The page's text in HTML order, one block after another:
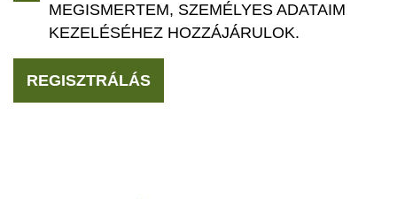
MEGISMERTEM, SZEMÉLYES ADATAIM
KEZELÉSÉHEZ HOZZÁJÁRULOK.
REGISZTRÁLÁS